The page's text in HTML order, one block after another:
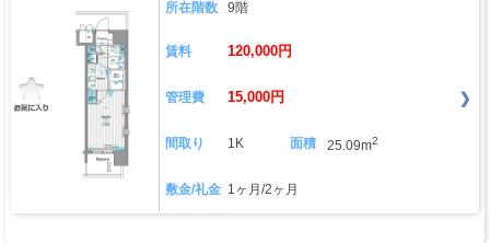
所在階数 9階
賃料 120,000円
管理費 15,000円
間取り 1K 面積 25.09m2
敷金/礼金 1ヶ月/2ヶ月